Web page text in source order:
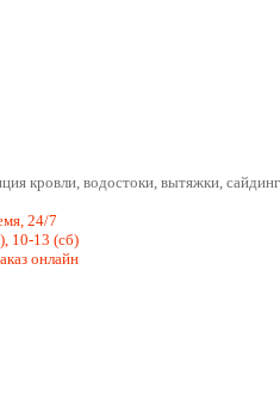
кровли, водостоки, вытяжки,
24/7
10-13 (сб)
онлайн